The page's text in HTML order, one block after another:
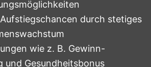
durch stetiges
wie z. B. Gewinn-
und Gesundheitsbonus